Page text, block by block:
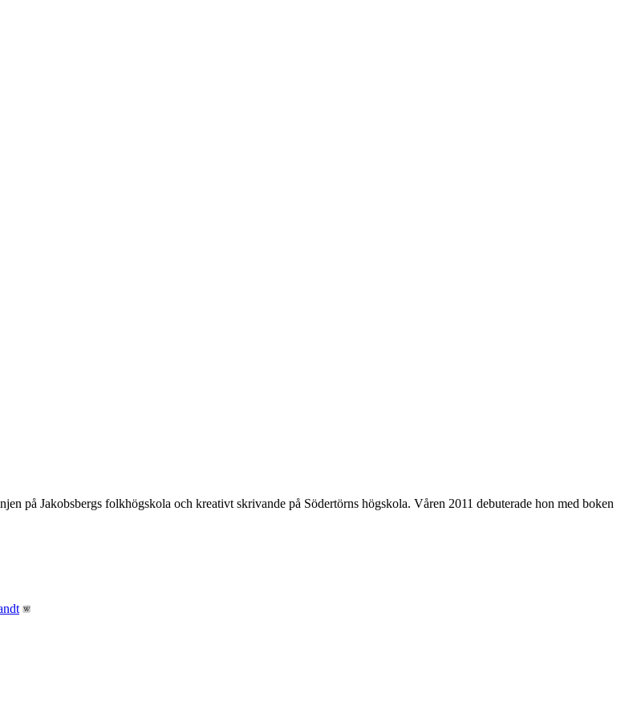
på Jakobsbergs folkhögskola och kreativt skrivande på Södertörns högskola. Våren 2011 debuterade hon med boken